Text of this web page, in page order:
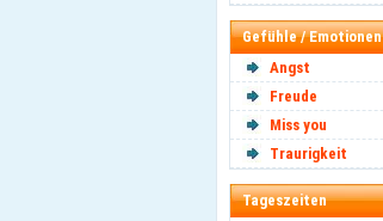
Gefühle / Emotionen
Angst
Freude
Miss you
Traurigkeit
Tageszeiten